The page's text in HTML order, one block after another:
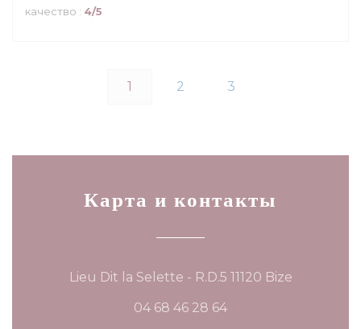
качество : 4/5
1 2 3
Карта и контакты
Lieu Dit la Selette - R.D.5 11120 Bize
04 68 46 28 64